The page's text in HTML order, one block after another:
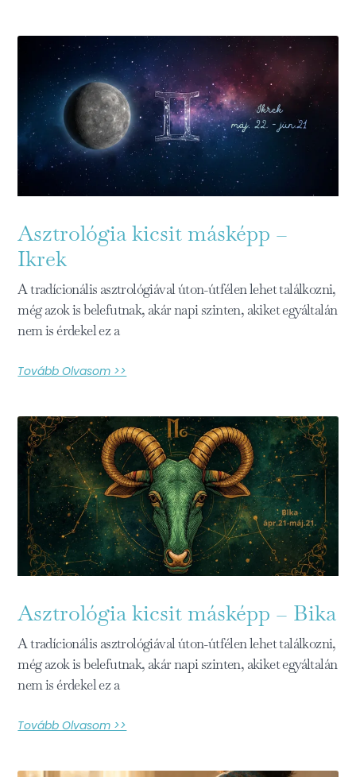
Asztrológia kicsit másképp –
Ikrek
A tradícionális asztrológiával úton-útfélen lehet találkozni,
még azok is belefutnak, akár napi szinten, akiket egyáltalán
nem is érdekel ez a
Tovább Olvasom >>
Asztrológia kicsit másképp – Bika
A tradícionális asztrológiával úton-útfélen lehet találkozni,
még azok is belefutnak, akár napi szinten, akiket egyáltalán
nem is érdekel ez a
Tovább Olvasom >>